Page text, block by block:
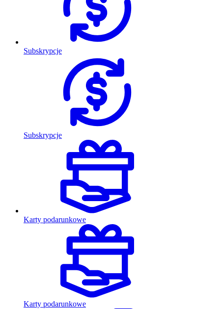
Subskrypcje
Subskrypcje
Karty podarunkowe
Karty podarunkowe